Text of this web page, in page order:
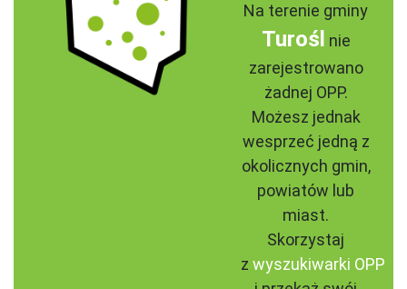
Na terenie gminy
Turośl nie
zarejestrowano
żadnej OPP.
Możesz jednak
wesprzeć jedną z
okolicznych gmin,
powiatów lub
miast.
Skorzystaj
z wyszukiwarki OPP